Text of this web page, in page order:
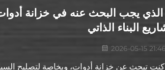
الذي يجب البحث عنه في خزانة
البناء الذاتي
2026-05-15
كنت تبحث عن خزانة أدوات، وبخاصة لتصليح